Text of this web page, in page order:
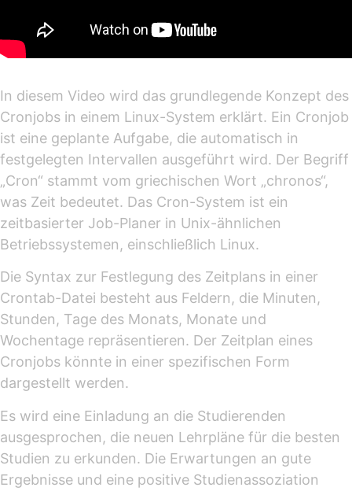
In diesem Video wird das grundlegende Konzept des
Cronjobs in einem Linux-System erklärt. Ein Cronjob
ist eine geplante Aufgabe, die automatisch in
festgelegten Intervallen ausgeführt wird. Der Begriff
„Cron“ stammt vom griechischen Wort „chronos“,
was Zeit bedeutet. Das Cron-System ist ein
zeitbasierter Job-Planer in Unix-ähnlichen
Betriebssystemen, einschließlich Linux.
Die Syntax zur Festlegung des Zeitplans in einer
Crontab-Datei besteht aus Feldern, die Minuten,
Stunden, Tage des Monats, Monate und
Wochentage repräsentieren. Der Zeitplan eines
Cronjobs könnte in einer spezifischen Form
dargestellt werden.
Es wird eine Einladung an die Studierenden
ausgesprochen, die neuen Lehrpläne für die besten
Studien zu erkunden. Die Erwartungen an gute
Ergebnisse und eine positive Studienassoziation